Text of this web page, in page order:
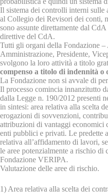
Il sistema dei controlli interni
al Collegio dei Revisori dei conti,
sono assunte direttamente dal
direttive del CdA.
Tutti gli organi della Fondazione
Amministrazione, Presidente,
svolgono la loro attività a titolo
compenso a titolo di indennità o
La Fondazione non si avvale di
Il processo comincia innanzitutto
dalla Legge n. 190/2012 presenti
in sintesi: area relativa alla scelta
erogazioni di sovvenzioni,
attribuzioni di vantaggi economici
enti pubblici e privati. Le predette
relativa all’affidamento di lavori,
le aree potenzialmente a rischio di
Fondazione VERIPA.
Valutazione delle aree di rischio.
1) Area relativa alla scelta dei